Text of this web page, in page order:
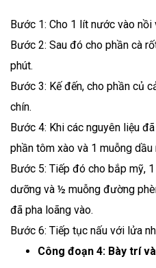
Bước 1: Cho 1 lít nước vào nồi
Bước 2: Sau đó cho phần cà
phút.
Bước 3: Kế đến, cho phần củ
chín.
Bước 4: Khi các nguyên liệu
phần tôm xào và 1 muỗng dầu
Bước 5: Tiếp đó cho bắp mỹ,
dưỡng và ½ muỗng đường
đã pha loãng vào.
Bước 6: Tiếp tục nấu với lửa
Công đoạn 4: Bày trí